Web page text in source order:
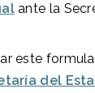
ante la
este
del